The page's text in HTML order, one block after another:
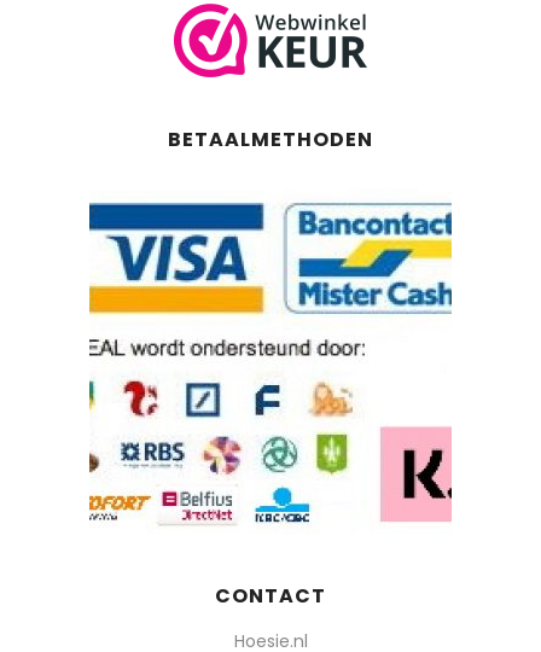
BETAALMETHODEN
CONTACT
Hoesie.nl